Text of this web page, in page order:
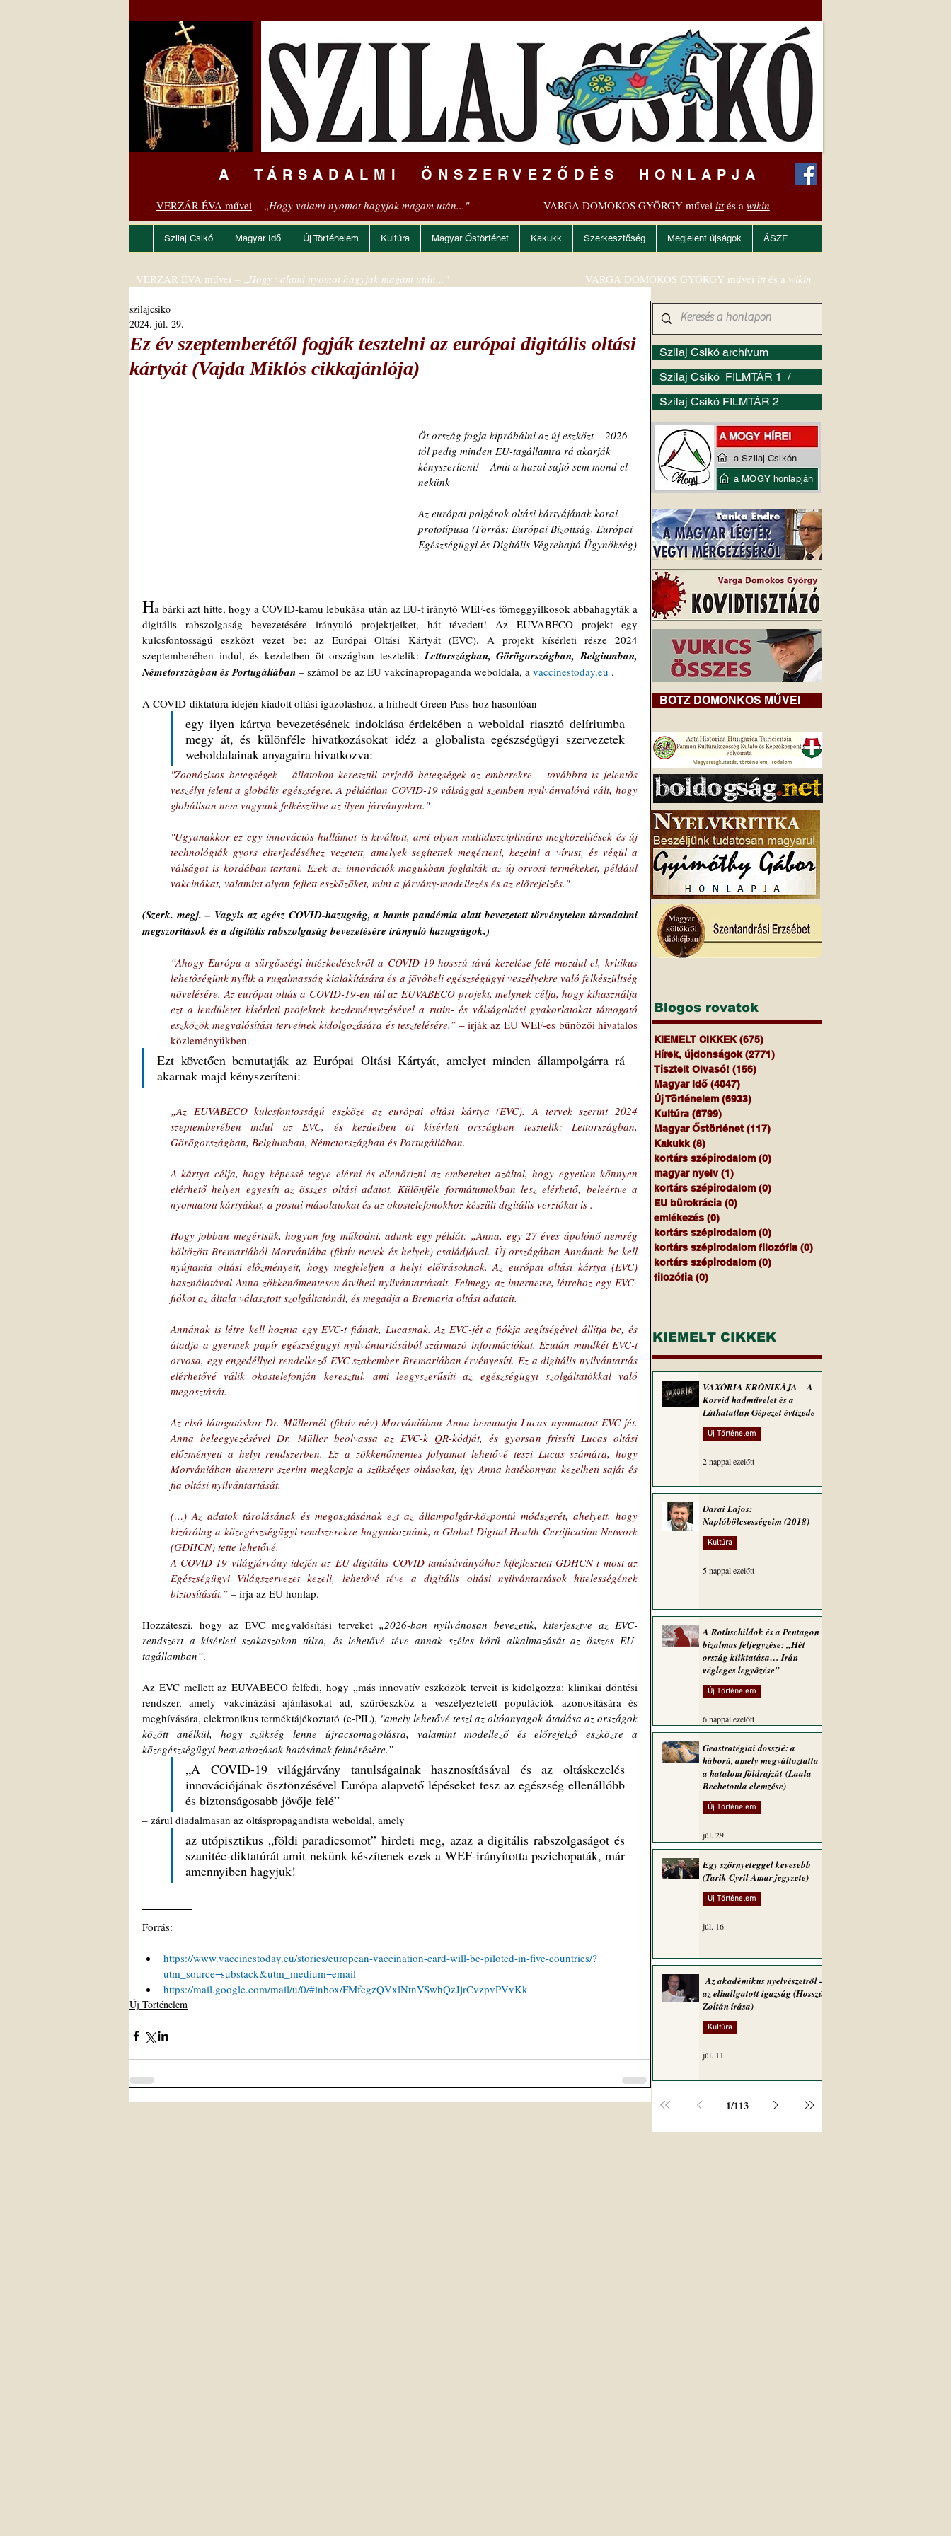
A TÁRSADALMI ÖNSZERVEZŐDÉS HONLAPJA
VERZÁR ÉVA művei – „Hogy valami nyomot hagyjak magam után..." VARGA DOMOKOS GYÖRGY művei ittés a wikin
Szilaj Csikó Magyar Idő Új Történelem Kultúra Magyar Őstörténet Kakukk Szerkesztőség Megjelent újságok ÁSZF
Ez év szeptemberétől fogják tesztelni az európai digitális oltási
kártyát (Vajda Miklós cikkajánlója)
szilajcsiko
2024. júl. 29.
Öt ország fogja kipróbálni az új eszközt – 2026-
tól pedig minden EU-tagállamra rá akarják
kényszeríteni! – Amit a hazai sajtó sem mond el
nekünk
Az európai polgárok oltási kártyájának korai
prototípusa (Forrás: Európai Bizottság, Európai
Egészségügyi és Digitális Végrehajtó Ügynökség)
Ha bárki azt hitte, hogy a COVID-kamu lebukása után az EU-t iránytó WEF-es tömeggyilkosok abbahagyták a
digitális rabszolgaság bevezetésére irányuló projektjeiket, hát tévedett! Az EUVABECO projekt egy
kulcsfontosságú eszközt vezet be: az Európai Oltási Kártyát (EVC). A projekt kísérleti része 2024
szeptemberében indul, és kezdetben öt országban tesztelik: Lettországban, Görögországban, Belgiumban,
Németországban és Portugáliában – számol be az EU vakcinapropaganda weboldala, a vaccinestoday.eu .
A COVID-diktatúra idején kiadott oltási igazoláshoz, a hírhedt Green Pass-hoz hasonlóan
egy ilyen kártya bevezetésének indoklása érdekében a weboldal riasztó delíriumba
megy át, és különféle hivatkozásokat idéz a globalista egészségügyi szervezetek
weboldalainak anyagaira hivatkozva:
"Zoonózisos betegségek – állatokon keresztül terjedő betegségek az emberekre – továbbra is jelentős
veszélyt jelent a globális egészségre. A példátlan COVID-19 válsággal szemben nyilvánvalóvá vált, hogy
globálisan nem vagyunk felkészülve az ilyen járványokra."
"Ugyanakkor ez egy innovációs hullámot is kiváltott, ami olyan multidiszciplináris megközelítések és új
technológiák gyors elterjedéséhez vezetett, amelyek segítettek megérteni, kezelni a vírust, és végül a
válságot is kordában tartani. Ezek az innovációk magukban foglalták az új orvosi termékeket, például
vakcinákat, valamint olyan fejlett eszközöket, mint a járvány-modellezés és az előrejelzés."
(Szerk. megj. – Vagyis az egész COVID-hazugság, a hamis pandémia alatt bevezetett törvénytelen társadalmi
megszorítások és a digitális rabszolgaság bevezetésére irányuló hazugságok.)
“Ahogy Európa a sürgősségi intézkedésekről a COVID-19 hosszú távú kezelése felé mozdul el, kritikus
lehetőségünk nyílik a rugalmasság kialakítására és a jövőbeli egészségügyi veszélyekre való felkészültség
növelésére. Az európai oltás a COVID-19-en túl az EUVABECO projekt, melynek célja, hogy kihasználja
ezt a lendületet kísérleti projektek kezdeményezésével a rutin- és válságoltási gyakorlatokat támogató
eszközök megvalósítási terveinek kidolgozására és tesztelésére.” – írják az EU WEF-es bűnözői hivatalos
közleményükben.
Ezt követően bemutatják az Európai Oltási Kártyát, amelyet minden állampolgárra rá
akarnak majd kényszeríteni:
„Az EUVABECO kulcsfontosságú eszköze az európai oltási kártya (EVC). A tervek szerint 2024
szeptemberében indul az EVC, és kezdetben öt kísérleti országban tesztelik: Lettországban,
Görögországban, Belgiumban, Németországban és Portugáliában.
A kártya célja, hogy képessé tegye elérni és ellenőrizni az embereket azáltal, hogy egyetlen könnyen
elérhető helyen egyesíti az összes oltási adatot. Különféle formátumokban lesz elérhető, beleértve a
nyomtatott kártyákat, a postai másolatokat és az okostelefonokhoz készült digitális verziókat is .
Hogy jobban megértsük, hogyan fog működni, adunk egy példát: „Anna, egy 27 éves ápolónő nemrég
költözött Bremariából Morvániába (fiktív nevek és helyek) családjával. Új országában Annának be kell
nyújtania oltási előzményeit, hogy megfeleljen a helyi előírásoknak. Az európai oltási kártya (EVC)
használatával Anna zökkenőmentesen átviheti nyilvántartásait. Felmegy az internetre, létrehoz egy EVC-
fiókot az általa választott szolgáltatónál, és megadja a Bremaria oltási adatait.
Annának is létre kell hoznia egy EVC-t fiának, Lucasnak. Az EVC-jét a fiókja segítségével állítja be, és
átadja a gyermek papír egészségügyi nyilvántartásából származó információkat. Ezután mindkét EVC-t
orvosa, egy engedéllyel rendelkező EVC szakember Bremariában érvényesíti. Ez a digitális nyilvántartás
elérhetővé válik okostelefonján keresztül, ami leegyszerűsíti az egészségügyi szolgáltatókkal való
megosztását.
Az első látogatáskor Dr. Müllernél (fiktív név) Morvániában Anna bemutatja Lucas nyomtatott EVC-jét.
Anna beleegyezésével Dr. Müller beolvassa az EVC-k QR-kódját, és gyorsan frissíti Lucas oltási
előzményeit a helyi rendszerben. Ez a zökkenőmentes folyamat lehetővé teszi Lucas számára, hogy
Morvániában ütemterv szerint megkapja a szükséges oltásokat, így Anna hatékonyan kezelheti saját és
fia oltási nyilvántartását.
(…) Az adatok tárolásának és megosztásának ezt az állampolgár-központú módszerét, ahelyett, hogy
kizárólag a közegészségügyi rendszerekre hagyatkoznánk, a Global Digital Health Certification Network
(GDHCN) tette lehetővé.
A COVID-19 világjárvány idején az EU digitális COVID-tanúsítványához kifejlesztett GDHCN-t most az
Egészségügyi Világszervezet kezeli, lehetővé téve a digitális oltási nyilvántartások hitelességének
biztosítását.” – írja az EU honlap.
Hozzáteszi, hogy az EVC megvalósítási terveket „2026-ban nyilvánosan bevezetik, kiterjesztve az EVC-
rendszert a kísérleti szakaszokon túlra, és lehetővé téve annak széles körű alkalmazását az összes EU-
tagállamban”.
Az EVC mellett az EUVABECO felfedi, hogy „más innovatív eszközök terveit is kidolgozza: klinikai döntési
rendszer, amely vakcinázási ajánlásokat ad, szűrőeszköz a veszélyeztetett populációk azonosítására és
meghívására, elektronikus terméktájékoztató (e-PIL), "amely lehetővé teszi az oltóanyagok átadása az országok
között anélkül, hogy szükség lenne újracsomagolásra, valamint modellező és előrejelző eszközre a
közegészségügyi beavatkozások hatásának felmérésére.”
„A COVID-19 világjárvány tanulságainak hasznosításával és az oltáskezelés
innovációjának ösztönzésével Európa alapvető lépéseket tesz az egészség ellenállóbb
és biztonságosabb jövője felé”
– zárul diadalmasan az oltáspropagandista weboldal, amely
az utópisztikus „földi paradicsomot” hirdeti meg, azaz a digitális rabszolgaságot és
szanitéc-diktatúrát amit nekünk készítenek ezek a WEF-irányította pszichopaták, már
amennyiben hagyjuk!
Forrás:
https://www.vaccinestoday.eu/stories/european-vaccination-card-will-be-piloted-in-five-countries/?
utm_source=substack&utm_medium=email
https://mail.google.com/mail/u/0/#inbox/FMfcgzQVxlNtnVSwhQzJjrCvzpvPVvKk
Új Történelem
Szilaj Csikó archívum
Szilaj Csikó FILMTÁR 1 /
Szilaj Csikó FILMTÁR 2
VERZÁR ÉVA művei – „Hogy valami nyomot hagyjak magam után..." VARGA DOMOKOS GYÖRGY művei itt és a wikin
BOTZ DOMONKOS MŰVEI
Blogos rovatok
KIEMELT CIKKEK (675)
Hírek, újdonságok (2771)
Tisztelt Olvasó! (156)
Magyar Idő (4047)
Új Történelem (6933)
Kultúra (6799)
Magyar Őstörténet (117)
Kakukk (8)
kortárs szépirodalom (0)
magyar nyelv (1)
kortárs szépirodalom (0)
EU bürokrácia (0)
emlékezés (0)
kortárs szépirodalom (0)
kortárs szépirodalom filozófia (0)
kortárs szépirodalom (0)
filozófia (0)
KIEMELT CIKKEK
VAXÓRIA KRÓNIKÁJA ‒ A
Korvid hadművelet és a
Láthatatlan Gépezet évtizede
Új Történelem
2 nappal ezelőtt
Darai Lajos:
Naplóbölcsességeim (2018)
Kultúra
5 nappal ezelőtt
A Rothschildok és a Pentagon
bizalmas feljegyzése: „Hét
ország kiiktatása… Irán
végleges legyőzése”
Új Történelem
6 nappal ezelőtt
Geostratégiai dosszié: a
háború, amely megváltoztatta
a hatalom földrajzát (Laala
Bechetoula elemzése)
Új Történelem
júl. 29.
Egy szörnyeteggel kevesebb
(Tarik Cyril Amar jegyzete)
Új Történelem
júl. 16.
Az akadémikus nyelvészetről –
az elhallgatott igazság (Hosszú
Zoltán írása)
Kultúra
júl. 11.
1/113
a Szilaj Csikón
a MOGY honlapján